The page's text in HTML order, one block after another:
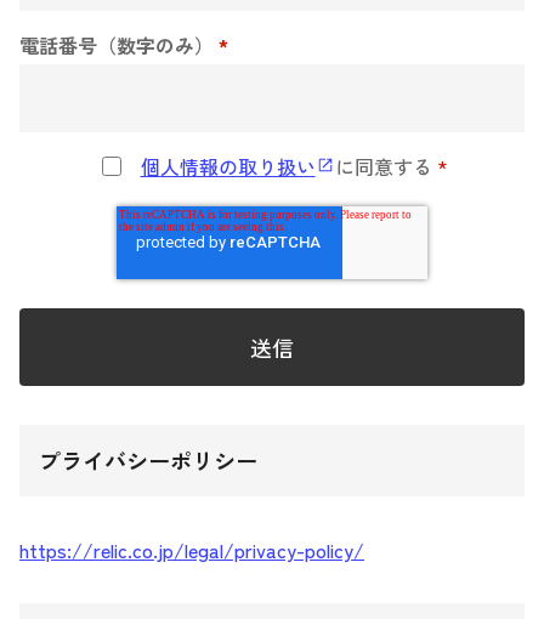
電話番号（数字のみ） *
個人情報の取り扱い に同意する *
プライバシーポリシー
https://relic.co.jp/legal/privacy-policy/